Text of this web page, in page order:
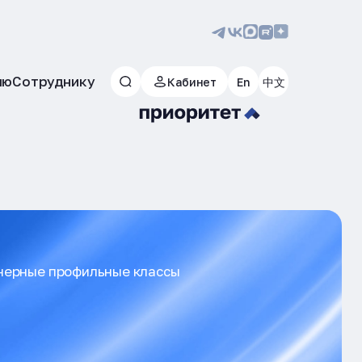
Сотруднику Кабинет En 中文
профильные классы